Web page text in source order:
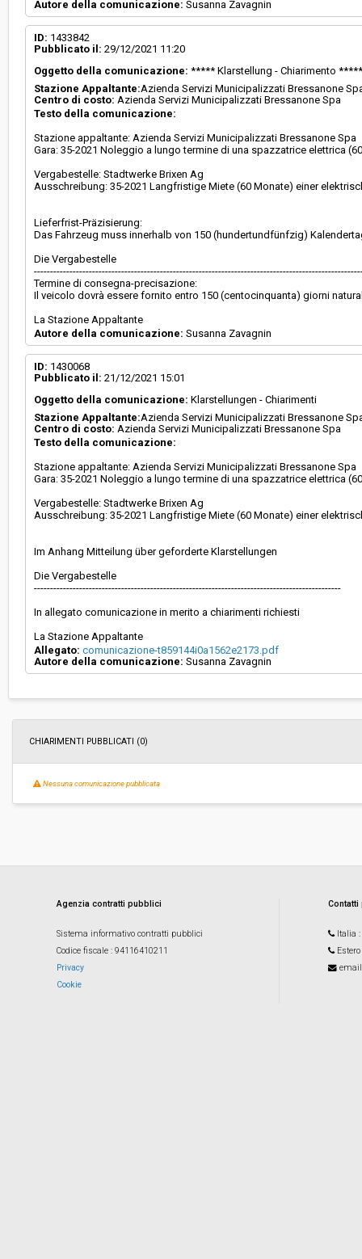
Autore della comunicazione: Susanna Zavagnin
ID: 1433842
Pubblicato il: 29/12/2021 11:20
Oggetto della comunicazione: ***** Klarstellung - Chiarimento
Stazione Appaltante:Azienda Servizi Municipalizzati Bressanone
Centro di costo: Azienda Servizi Municipalizzati Bressanone Spa
Testo della comunicazione:
Stazione appaltante: Azienda Servizi Municipalizzati Bressanone Spa
Gara: 35-2021 Noleggio a lungo termine di una spazzatrice elettrica
Vergabestelle: Stadtwerke Brixen Ag
Ausschreibung: 35-2021 Langfristige Miete (60 Monate) einer
Lieferfrist-Präzisierung:
Das Fahrzeug muss innerhalb von 150 (hundertundfünfzig)
Die Vergabestelle
Termine di consegna-precisazione:
Il veicolo dovrà essere fornito entro 150 (centocinquanta) giorni
La Stazione Appaltante
Autore della comunicazione: Susanna Zavagnin
ID: 1430068
Pubblicato il: 21/12/2021 15:01
Oggetto della comunicazione: Klarstellungen - Chiarimenti
Stazione Appaltante:Azienda Servizi Municipalizzati Bressanone
Centro di costo: Azienda Servizi Municipalizzati Bressanone Spa
Testo della comunicazione:
Stazione appaltante: Azienda Servizi Municipalizzati Bressanone Spa
Gara: 35-2021 Noleggio a lungo termine di una spazzatrice elettrica
Vergabestelle: Stadtwerke Brixen Ag
Ausschreibung: 35-2021 Langfristige Miete (60 Monate) einer
Im Anhang Mitteilung über geforderte Klarstellungen
Die Vergabestelle
-----------------------------------------------------------------------------------------------
In allegato comunicazione in merito a chiarimenti richiesti
La Stazione Appaltante
Allegato: comunicazione-t859144i0a1562e2173.pdf
Autore della comunicazione: Susanna Zavagnin
CHIARIMENTI PUBBLICATI (0)
Nessuna comunicazione pubblicata
Agenzia contratti pubblici
Sistema informativo contratti pubblici
Codice fiscale : 94116410211
Privacy
Cookie
Italia
Estero
email